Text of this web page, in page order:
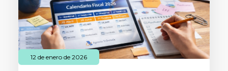
12 de enero de 2026